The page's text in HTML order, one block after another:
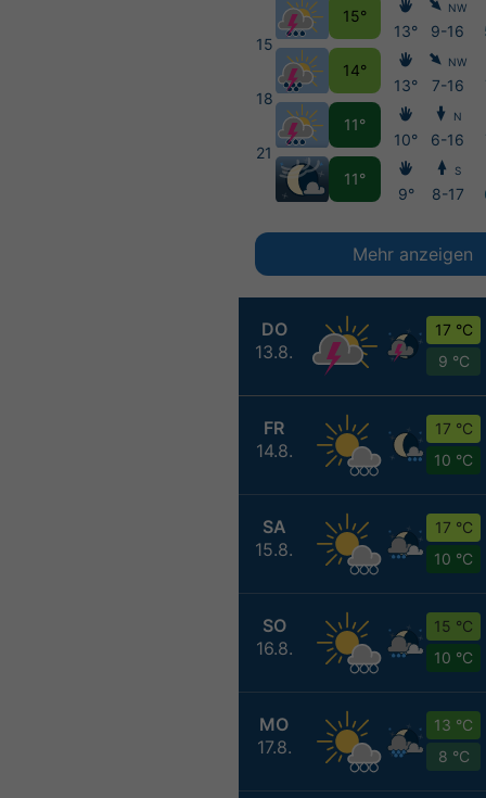
DO
13.8.
17 °C
9 °C
FR
14.8.
17 °C
10 °C
SA
15.8.
17 °C
10 °C
SO
16.8.
15 °C
10 °C
MO
17.8.
13 °C
8 °C
15
18
21
15°
14°
11°
11°
13°
13°
10°
9°
NW
9-16
NW
7-16
N
6-16
S
8-17
Mehr anzeigen